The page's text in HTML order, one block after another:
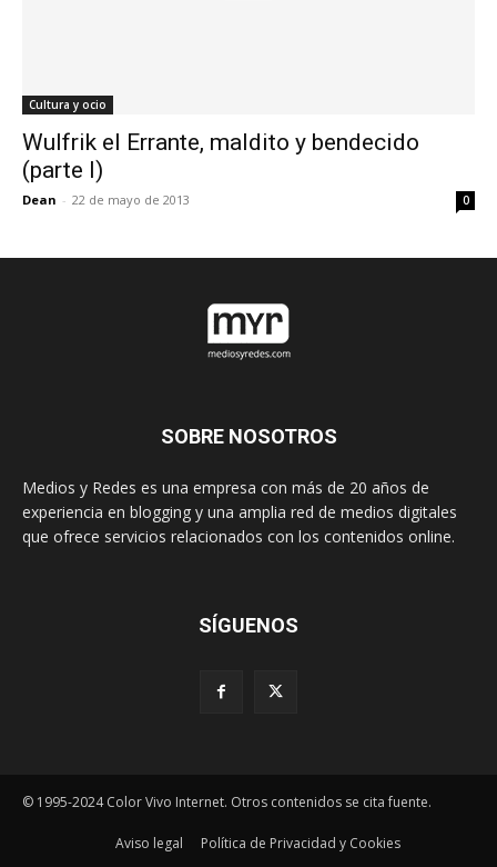
Cultura y ocio
Wulfrik el Errante, maldito y bendecido
(parte I)
Dean - 22 de mayo de 2013 0
SOBRE NOSOTROS
Medios y Redes es una empresa con más de 20 años de
experiencia en blogging y una amplia red de medios digitales
que ofrece servicios relacionados con los contenidos online.
SÍGUENOS
© 1995-2024 Color Vivo Internet. Otros contenidos se cita fuente.
Aviso legal Política de Privacidad y Cookies